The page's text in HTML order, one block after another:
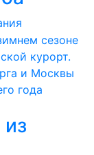
сезоне
курорт.
и Москвы
года